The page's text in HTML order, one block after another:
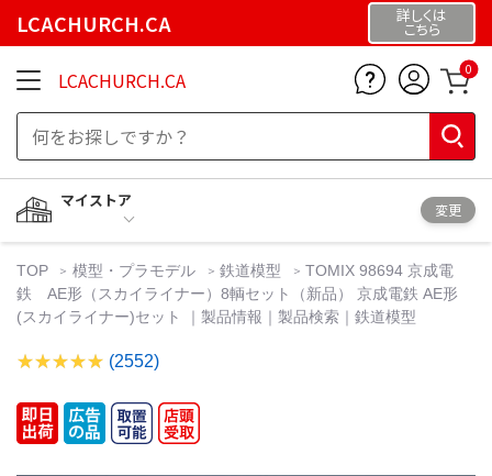
LCACHURCH.CA 詳しくは
こちら
LCACHURCH.CA 0
マイストア
変更
TOP 模型・プラモデル 鉄道模型
TOMIX 98694 京成電
鉄 AE形（スカイライナー）8輌セット（新品） 京成電鉄 AE形
(スカイライナー)セット ｜製品情報｜製品検索｜鉄道模型
(2552)